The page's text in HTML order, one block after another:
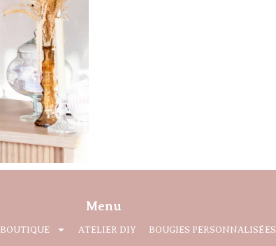
Menu
BOUTIQUE ATELIER DIY BOUGIES PERSONNALISÉES